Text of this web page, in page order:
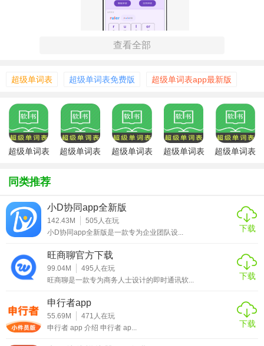
1. 全学段覆盖：支持小初高、大学、考研、留学等多阶段词
汇库，同步人教版、外研版等主流教材。
2. 教材同步学习：按教材单元展示单词列表，标记“已掌握/学
法，通过“拆分-拼读-应用”三步法加深记忆。
4. 个性化计划：根据词汇量测试结果生成学习方案，支持设
置目标日期和每日背诵量。
【超级单词表免费版技巧】
- 进入“计划”页面，点击“开始制定计划”，自定义每日学习量
（如新学10词+复习20词）。
- 利用“错题本”自动收录错误单词，生成专属错题集，针对性
查看全部
超级单词表 超级单词表免费版 超级单词表app最新版
超级单词表
超级单词表
超级单词表
超级单词表
超级单词表
同类推荐
小D协同app全新版
142.43M 505 人在玩
小D协同app全新版是一款专为企业团队设...
下载
旺商聊官方下载
99.04M 495 人在玩
旺商聊是一款专为商务人士设计的即时通讯软...
下载
申行者app
55.69M 471 人在玩
申行者 app 介绍 申行者 ap...
下载